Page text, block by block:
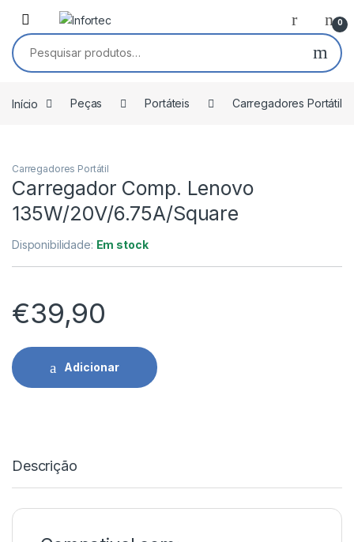
Saltar para navegação
Pular para o conteúdo
0
Pesquisar por:
Início Peças Portáteis Carregadores Portátil
Carregadores Portátil
Carregador Comp. Lenovo
135W/20V/6.75A/Square
Disponibilidade: Em stock
€39,90
Adicionar
Descrição